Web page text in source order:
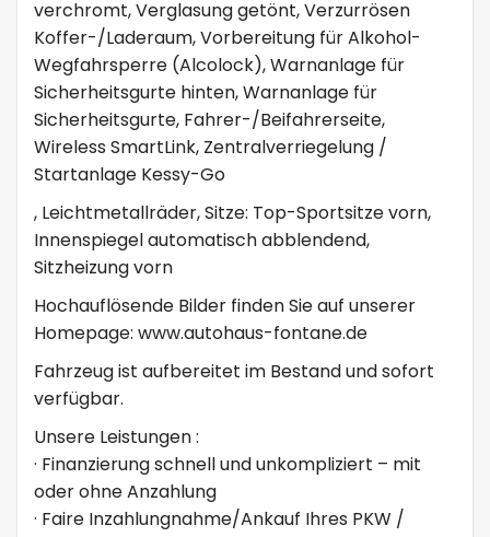
verchromt, Verglasung getönt, Verzurrösen
Koffer-/Laderaum, Vorbereitung für Alkohol-
Wegfahrsperre (Alcolock), Warnanlage für
Sicherheitsgurte hinten, Warnanlage für
Sicherheitsgurte, Fahrer-/Beifahrerseite,
Wireless SmartLink, Zentralverriegelung /
Startanlage Kessy-Go
, Leichtmetallräder, Sitze: Top-Sportsitze vorn,
Innenspiegel automatisch abblendend,
Sitzheizung vorn
Hochauflösende Bilder finden Sie auf unserer
Homepage: www.autohaus-fontane.de
Fahrzeug ist aufbereitet im Bestand und sofort
verfügbar.
Unsere Leistungen :
· Finanzierung schnell und unkompliziert – mit
oder ohne Anzahlung
· Faire Inzahlungnahme/Ankauf Ihres PKW /